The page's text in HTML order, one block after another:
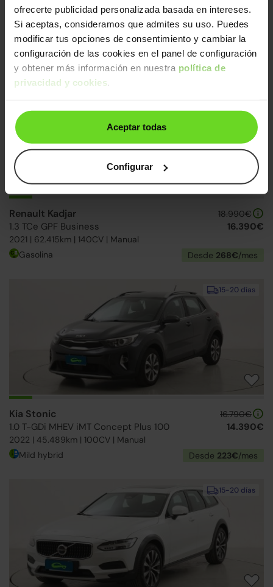
ofrecerte publicidad personalizada basada en intereses.
Si aceptas, consideramos que admites su uso. Puedes
modificar tus opciones de consentimiento y cambiar la
configuración de las cookies en el panel de configuración
y obtener más información en nuestra política de
privacidad y cookies.
Aceptar todas
Configurar
MG ZS SUV
1.0 T-GDI Luxury
2022 | 74.848km | 111CV | Manual
14.790€
12.490€
Gasolina Desde195€/mes
Renault Kadjar
1.3 TCe GPF Business
2021 | 62.415km | 140CV | Manual
18.990€
16.390€
Gasolina Desde 268€/mes
15-20 días
Kia Stonic
1.0 T-GDi MHEV iMT Concept Plus 100
2022 | 45.489km | 100CV | Manual
16.790€
14.390€
Mild hybrid Desde 223€/mes
15-20 días